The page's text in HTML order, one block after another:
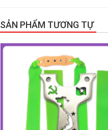
SẢN PHẨM TƯƠNG TỰ
GIẢM GIÁ!